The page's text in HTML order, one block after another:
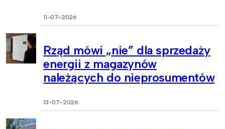
11-07-2026
Rząd mówi „nie” dla sprzedaży
energii z magazynów
należących do nieprosumentów
13-07-2026